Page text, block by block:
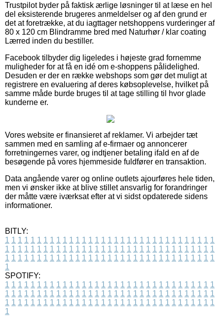
Trustpilot byder på faktisk ærlige løsninger til at læse en hel
del eksisterende brugeres anmeldelser og af den grund er
det at foretrække, at du iagttager netshoppens vurderinger af
80 x 120 cm Blindramme bred med Naturhør / klar coating
Lærred inden du bestiller.
Facebook tilbyder dig ligeledes i højeste grad fornemme
muligheder for at få en idé om e-shoppens pålidelighed.
Desuden er der en række webshops som gør det muligt at
registrere en evaluering af deres købsoplevelse, hvilket på
samme måde burde bruges til at tage stilling til hvor glade
kunderne er.
Vores website er finansieret af reklamer. Vi arbejder tæt
sammen med en samling af e-firmaer og annoncerer
forretningernes varer, og indtjener betaling ifald en af de
besøgende på vores hjemmeside fuldfører en transaktion.
Data angående varer og online outlets ajourføres hele tiden,
men vi ønsker ikke at blive stillet ansvarlig for forandringer
der måtte være iværksat efter at vi sidst opdaterede sidens
informationer.
BITLY:
1 1 1 1 1 1 1 1 1 1 1 1 1 1 1 1 1 1 1 1 1 1 1 1 1 1 1 1 1 1 1 1 1
1 1 1 1 1 1 1 1 1 1 1 1 1 1 1 1 1 1 1 1 1 1 1 1 1 1 1 1 1 1 1 1 1
1 1 1 1 1 1 1 1 1 1 1 1 1 1 1 1 1 1 1 1 1 1 1 1 1 1 1 1 1 1 1 1 1
1
SPOTIFY:
1 1 1 1 1 1 1 1 1 1 1 1 1 1 1 1 1 1 1 1 1 1 1 1 1 1 1 1 1 1 1 1 1
1 1 1 1 1 1 1 1 1 1 1 1 1 1 1 1 1 1 1 1 1 1 1 1 1 1 1 1 1 1 1 1 1
1 1 1 1 1 1 1 1 1 1 1 1 1 1 1 1 1 1 1 1 1 1 1 1 1 1 1 1 1 1 1 1 1
1